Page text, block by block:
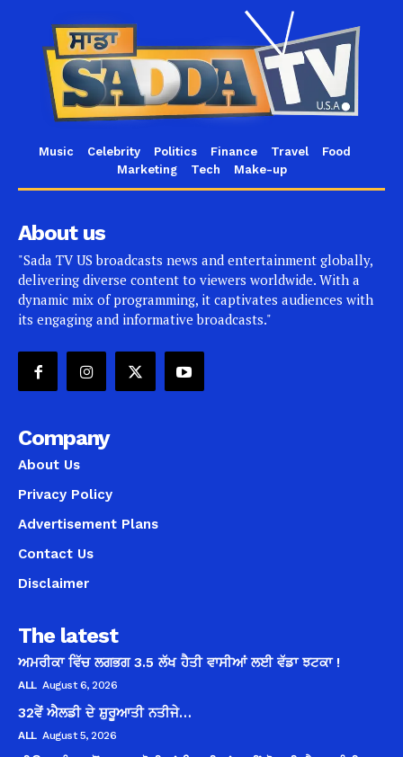
Music Celebrity Politics Finance Travel
Food
Marketing
Tech Make-up
About us
"Sada TV US broadcasts news and entertainment globally,
delivering diverse content to viewers worldwide. With a
dynamic mix of programming, it captivates audiences with
its engaging and informative broadcasts."
Company
About Us
Privacy Policy
Advertisement Plans
Contact Us
Disclaimer
The latest
ਅਮਰੀਕਾ ਵਿੱਚ ਲਗਭਗ 3.5 ਲੱਖ ਹੈਤੀ ਵਾਸੀਆਂ ਲਈ ਵੱਡਾ ਝਟਕਾ !
ALL August 6, 2026
32ਵੇਂ ਐਲਡੀ ਦੇ ਸ਼ੁਰੂਆਤੀ ਨਤੀਜੇ…
ALL August 5, 2026